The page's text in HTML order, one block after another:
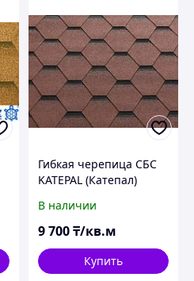
Гибкая черепица СБС
KATEPAL (Катепал)
Красный
В наличии
9 700₸/кв.м
Купить